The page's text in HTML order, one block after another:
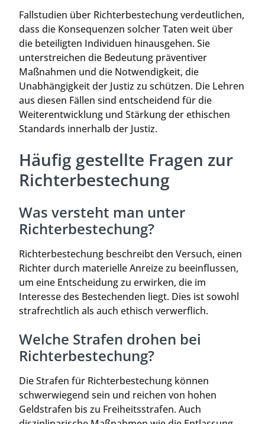
Fallstudien über Richterbestechung verdeutlichen,
dass die Konsequenzen solcher Taten weit über
die beteiligten Individuen hinausgehen. Sie
unterstreichen die Bedeutung präventiver
Maßnahmen und die Notwendigkeit, die
Unabhängigkeit der Justiz zu schützen. Die Lehren
aus diesen Fällen sind entscheidend für die
Weiterentwicklung und Stärkung der ethischen
Standards innerhalb der Justiz.
Häufig gestellte Fragen zur
Richterbestechung
Was versteht man unter
Richterbestechung?
Richterbestechung beschreibt den Versuch, einen
Richter durch materielle Anreize zu beeinflussen,
um eine Entscheidung zu erwirken, die im
Interesse des Bestechenden liegt. Dies ist sowohl
strafrechtlich als auch ethisch verwerflich.
Welche Strafen drohen bei
Richterbestechung?
Die Strafen für Richterbestechung können
schwerwiegend sein und reichen von hohen
Geldstrafen bis zu Freiheitsstrafen. Auch